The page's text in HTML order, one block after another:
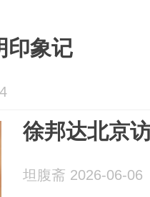
印象记
徐邦达北京
坦腹斋 2026-06-06